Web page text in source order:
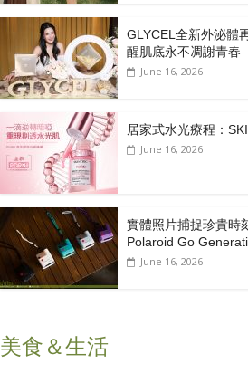
GLYCEL全新外泌體
醒肌底永不凋謝青春
June 16, 2026
居家式水光療程：
June 16, 2026
實體照片捕捉珍貴時
Polaroid Go
June 16, 2026
美食＆生活